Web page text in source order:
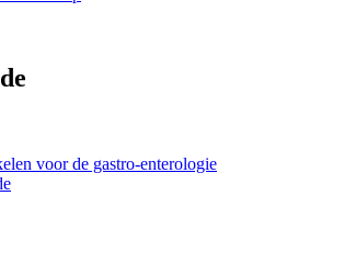
voor de gastro-enterologie